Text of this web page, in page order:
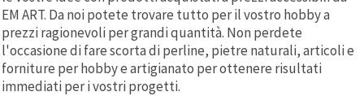
EM ART. Da noi potete trovare tutto per il vostro hobby a
prezzi ragionevoli per grandi quantità. Non perdete
l'occasione di fare scorta di perline, pietre naturali, articoli e
forniture per hobby e artigianato per ottenere risultati
immediati per i vostri progetti.